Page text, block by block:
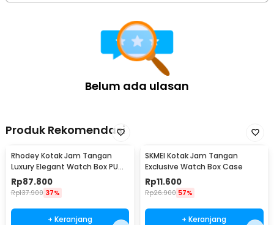
Belum ada ulasan
Produk Rekomendasi
Rhodey Kotak Jam Tangan
Luxury Elegant Watch Box PU
Leather 10 Slot - Z-0003
Rp87.800
Rp137.900 37%
+ Keranjang
SKMEI Kotak Jam Tangan
Exclusive Watch Box Case
Rp11.600
Rp26.900 57%
+ Keranjang